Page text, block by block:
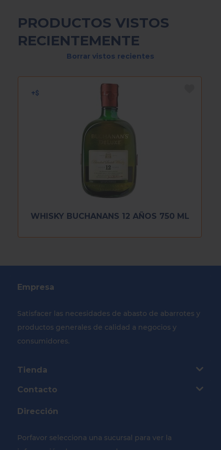
PRODUCTOS VISTOS
RECIENTEMENTE
Borrar vistos recientes
WHISKY BUCHANANS 12 AÑOS 750 ML
Empresa
Satisfacer las necesidades de abasto de abarrotes y
productos generales de calidad a negocios y
consumidores.
Tienda
Contacto
Dirección
Porfavor selecciona una sucursal para ver la